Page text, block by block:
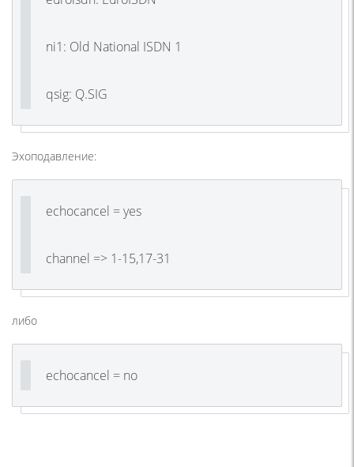
ni1: Old National ISDN 1
qsig: Q.SIG
Эхоподавление:
echocancel = yes
channel => 1-15,17-31
либо
echocancel = no